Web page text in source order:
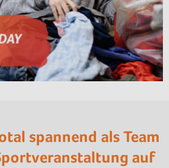
spannend als Team
auf